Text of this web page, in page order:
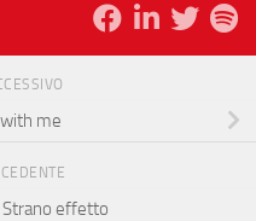
me
Strano effetto